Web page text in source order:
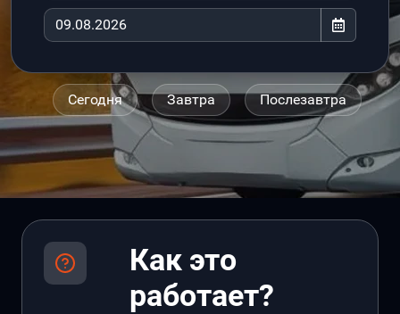
Сегодня Завтра Послезавтра
Как это
работает?